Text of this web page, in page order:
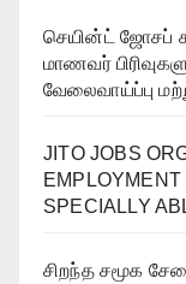
செயின்ட் ஜோசப்
மாணவர்
வேலைவாய்ப்பு
JITO JOBS
SPECIALLY
சிறந்த சமூக